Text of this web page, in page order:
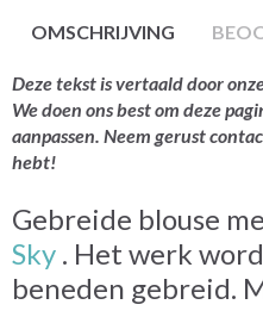
OMSCHRIJVING
Deze tekst is vertaald door
We doen ons best om deze
aanpassen. Neem gerust
hebt!
Gebreide blouse
Sky . Het werk
beneden gebreid.